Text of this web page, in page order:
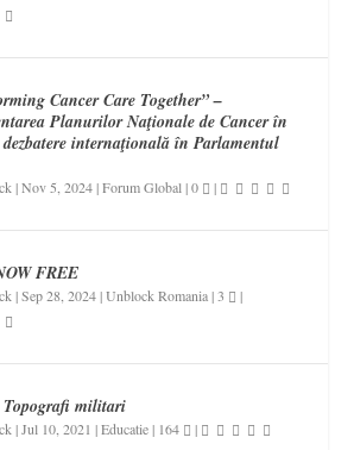
Cancer Care Together” –
Planurilor Naţionale de Cancer în
internaţională în Parlamentul
|Nov 5, 2024|Forum Global |0 |
FREE
|Sep 28, 2024|Unblock Romania|3 |
militari
|Jul 10, 2021 |Educatie| 164 |